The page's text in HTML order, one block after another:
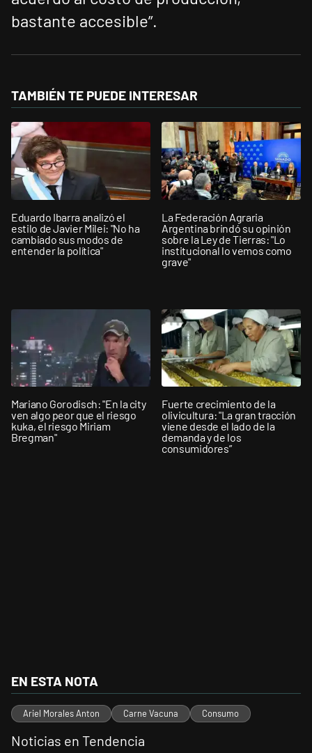
bastante accesible”.
TAMBIÉN TE PUEDE INTERESAR
Eduardo Ibarra analizó el
estilo de Javier Milei: "No ha
cambiado sus modos de
entender la política"
La Federación Agraria
Argentina brindó su opinión
sobre la Ley de Tierras: "Lo
institucional lo vemos como
grave"
Mariano Gorodisch: "En la city
ven algo peor que el riesgo
kuka, el riesgo Miriam
Bregman"
Fuerte crecimiento de la
olivicultura: "La gran tracción
viene desde el lado de la
demanda y de los
consumidores”
EN ESTA NOTA
Ariel Morales Anton Carne Vacuna Consumo
Noticias en Tendencia